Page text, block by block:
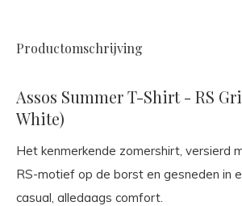
Productomschrijving
Assos Summer T-Shirt - RS
White)
Het kenmerkende zomershirt, versierd
RS-motief op de borst en gesneden in
casual, alledaags comfort.